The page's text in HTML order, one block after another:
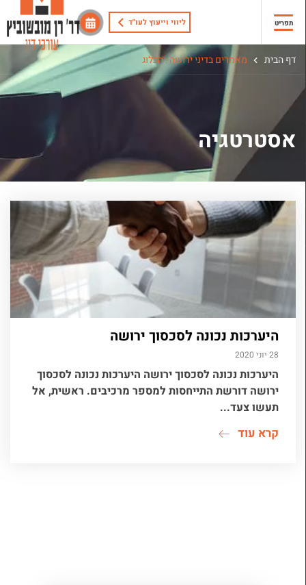
ליווי וייעוץ לעו"ד תפריט
דף הבית מאמרים בדיני ירושה : הבלוג
אסטרטגיה
היערכות נכונה לסכסוך ירושה
28 יוני 2020
היערכות נכונה לסכסוך ירושה היערכות נכונה לסכסוך
ירושה דורשת התייחסות למספר מרכיבים. ראשית, אל
תעשו צעד...
קרא עוד